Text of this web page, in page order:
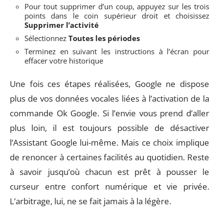
Pour tout supprimer d’un coup, appuyez sur les trois
points dans le coin supérieur droit et choisissez
Supprimer l’activité
Sélectionnez Toutes les périodes
Terminez en suivant les instructions à l’écran pour
effacer votre historique
Une fois ces étapes réalisées, Google ne dispose
plus de vos données vocales liées à l’activation de la
commande Ok Google. Si l’envie vous prend d’aller
plus loin, il est toujours possible de désactiver
l’Assistant Google lui-même. Mais ce choix implique
de renoncer à certaines facilités au quotidien. Reste
à savoir jusqu’où chacun est prêt à pousser le
curseur entre confort numérique et vie privée.
L’arbitrage, lui, ne se fait jamais à la légère.